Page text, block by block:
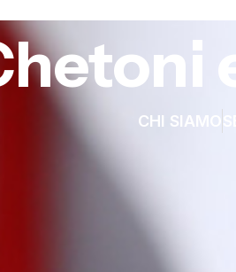
CHI SIAMO